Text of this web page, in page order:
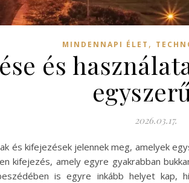
MINDENNAPI ÉLET ,
és
2026.03.17.
és kifejezések jelennek meg, amelyek
kifejezés, amely egyre gyakrabban
is egyre inkább helyet kap,